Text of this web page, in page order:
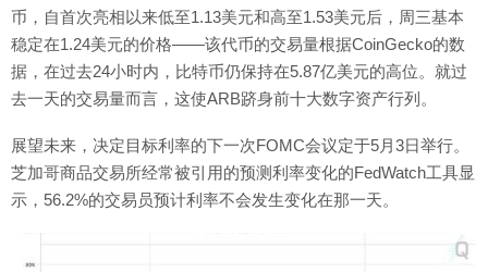
币，自首次亮相以来低至1.13美元和高至1.53美元后，周三基本
稳定在1.24美元的价格——该代币的交易量根据CoinGecko的数
据，在过去24小时内，比特币仍保持在5.87亿美元的高位。就过
去一天的交易量而言，这使ARB跻身前十大数字资产行列。
展望未来，决定目标利率的下一次FOMC会议定于5月3日举行。
芝加哥商品交易所经常被引用的预测利率变化的FedWatch工具显
示，56.2%的交易员预计利率不会发生变化在那一天。